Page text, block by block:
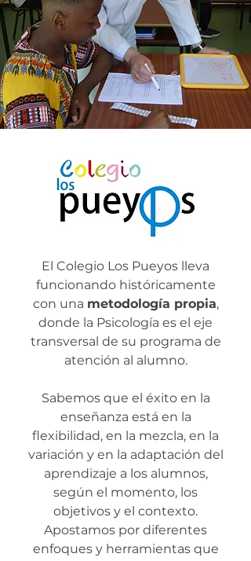
El Colegio Los Pueyos lleva
funcionando históricamente
con una metodología propia,
donde la Psicología es el eje
transversal de su programa de
atención al alumno.
Sabemos que el éxito en la
enseñanza está en la
flexibilidad, en la mezcla, en la
variación y en la adaptación del
aprendizaje a los alumnos,
según el momento, los
objetivos y el contexto.
Apostamos por diferentes
enfoques y herramientas que